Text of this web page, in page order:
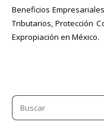
Beneficios
Tributarios, Protección
Expropiación en México.